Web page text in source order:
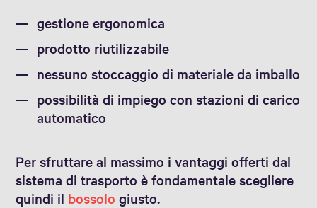
gestione ergonomica
prodotto riutilizzabile
nessuno stoccaggio di materiale da imballo
possibilità di impiego con stazioni di carico
automatico
Per sfruttare al massimo i vantaggi offerti dal
sistema di trasporto è fondamentale scegliere
quindi il bossolo giusto.